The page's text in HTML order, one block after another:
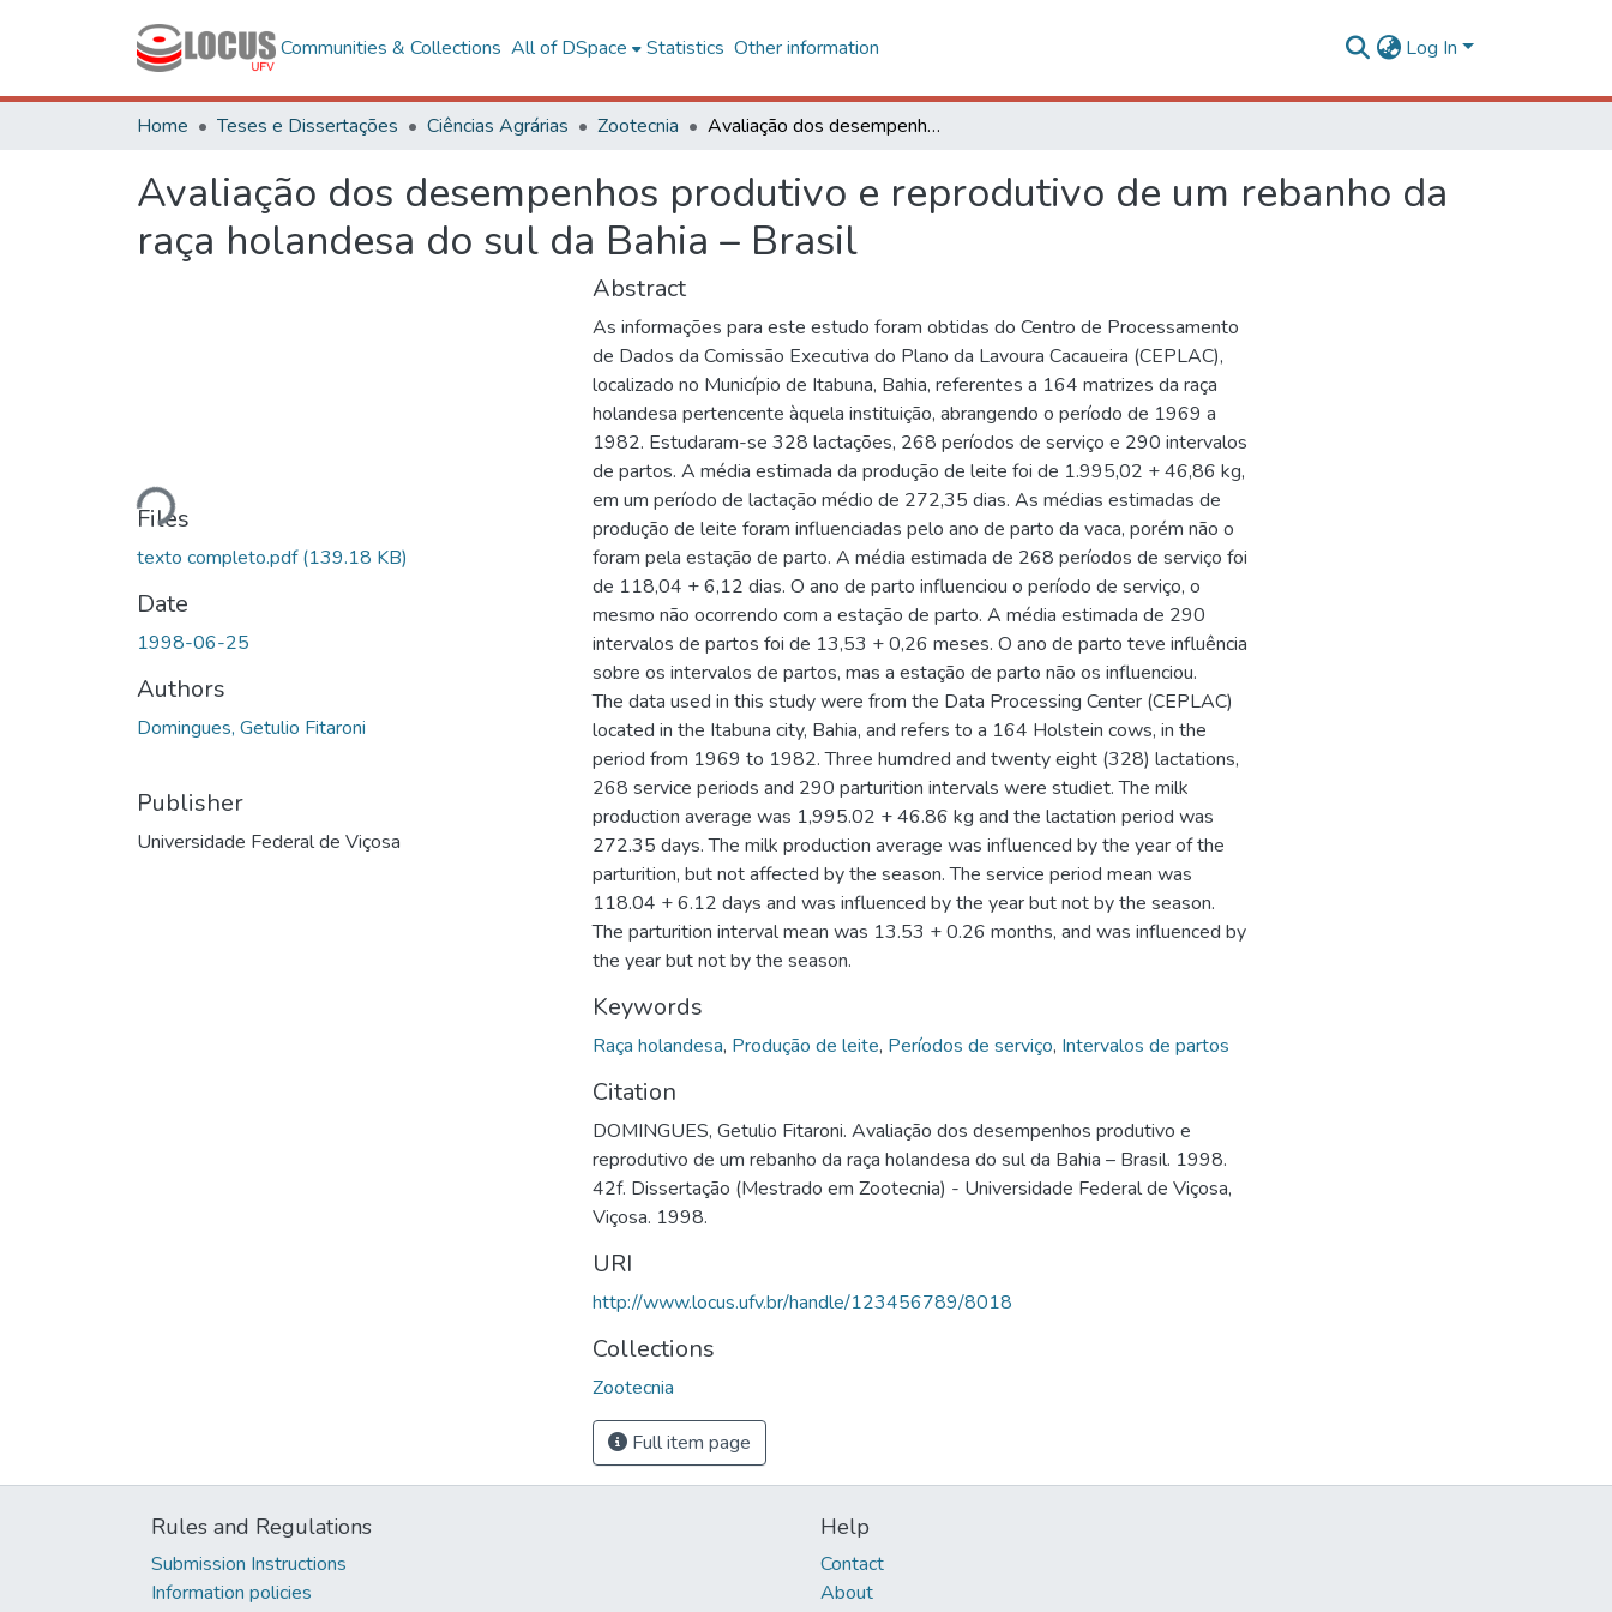
Communities & Collections All of DSpace Statistics Other information Log In
Home Teses e Dissertações Ciências Agrárias Zootecnia Avaliação dos desempenhos produtivo e reprodutivo de um rebanho da raça holandesa do sul da Bahia – Brasil
Avaliação dos desempenhos produtivo e reprodutivo de um rebanho da
raça holandesa do sul da Bahia – Brasil
Loading...
Files
texto completo.pdf(139.18 KB)
Date
1998-06-25
Authors
Domingues, Getulio Fitaroni
Publisher
Universidade Federal de Viçosa
Abstract
As informações para este estudo foram obtidas do Centro de Processamento
de Dados da Comissão Executiva do Plano da Lavoura Cacaueira (CEPLAC),
localizado no Município de Itabuna, Bahia, referentes a 164 matrizes da raça
holandesa pertencente àquela instituição, abrangendo o período de 1969 a
1982. Estudaram-se 328 lactações, 268 períodos de serviço e 290 intervalos
de partos. A média estimada da produção de leite foi de 1.995,02 + 46,86 kg,
em um período de lactação médio de 272,35 dias. As médias estimadas de
produção de leite foram influenciadas pelo ano de parto da vaca, porém não o
foram pela estação de parto. A média estimada de 268 períodos de serviço foi
de 118,04 + 6,12 dias. O ano de parto influenciou o período de serviço, o
mesmo não ocorrendo com a estação de parto. A média estimada de 290
intervalos de partos foi de 13,53 + 0,26 meses. O ano de parto teve influência
sobre os intervalos de partos, mas a estação de parto não os influenciou.
The data used in this study were from the Data Processing Center (CEPLAC)
located in the Itabuna city, Bahia, and refers to a 164 Holstein cows, in the
period from 1969 to 1982. Three humdred and twenty eight (328) lactations,
268 service periods and 290 parturition intervals were studiet. The milk
production average was 1,995.02 + 46.86 kg and the lactation period was
272.35 days. The milk production average was influenced by the year of the
parturition, but not affected by the season. The service period mean was
118.04 + 6.12 days and was influenced by the year but not by the season.
The parturition interval mean was 13.53 + 0.26 months, and was influenced by
the year but not by the season.
Keywords
Raça holandesa, Produção de leite, Períodos de serviço, Intervalos de partos
Citation
DOMINGUES, Getulio Fitaroni. Avaliação dos desempenhos produtivo e
reprodutivo de um rebanho da raça holandesa do sul da Bahia – Brasil. 1998.
42f. Dissertação (Mestrado em Zootecnia) - Universidade Federal de Viçosa,
Viçosa. 1998.
URI
http://www.locus.ufv.br/handle/123456789/8018
Collections
Zootecnia
Full item page
Rules and Regulations
Submission Instructions
Information policies
Help
Contact
About